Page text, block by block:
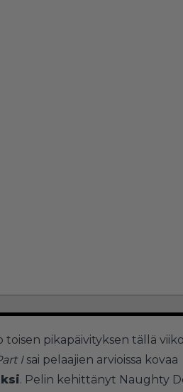
toisen pikapäivityksen tällä
I sai pelaajien arvioissa kovaa
. Pelin kehittänyt Naughty